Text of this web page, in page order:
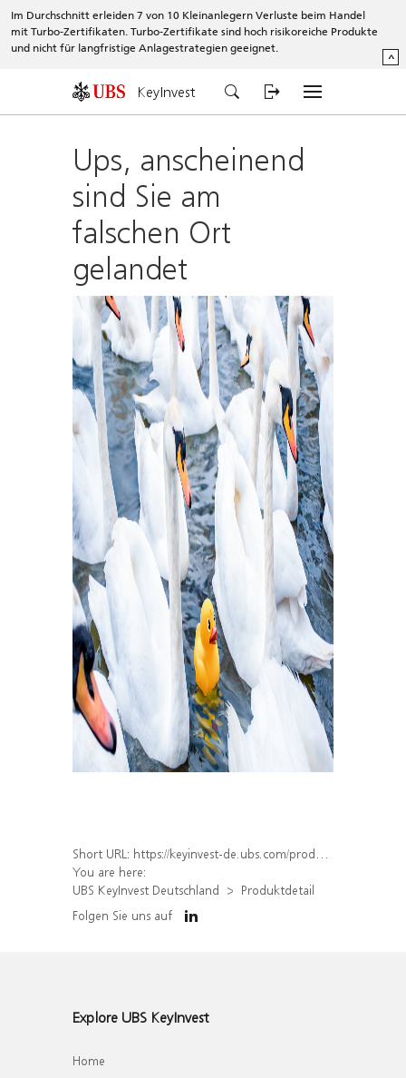
Im Durchschnitt erleiden 7 von 10 Kleinanlegern Verluste beim Handel
mit Turbo-Zertifikaten. Turbo-Zertifikate sind hoch risikoreiche Produkte
und nicht für langfristige Anlagestrategien geeignet.
^
KeyInvest
Ups, anscheinend
sind Sie am
falschen Ort
gelandet
Short URL: https://keyinvest-de.ubs.com/produkt/detail/index/isin/DE000WA4HJR3
You are here:
UBS KeyInvest Deutschland
Produktdetail
Folgen Sie uns auf
Explore UBS KeyInvest
Home